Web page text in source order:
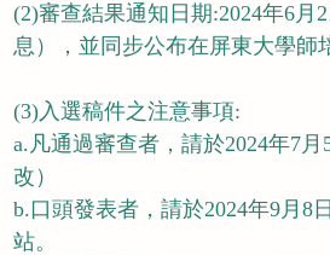
(2)審查結果通知日期:2024年6月
息），並同步公布在屏東大學師
(3)入選稿件之注意事項:
a.凡通過審查者，請於2024年7
改）
b.口頭發表者，請於2024年9月8
站。